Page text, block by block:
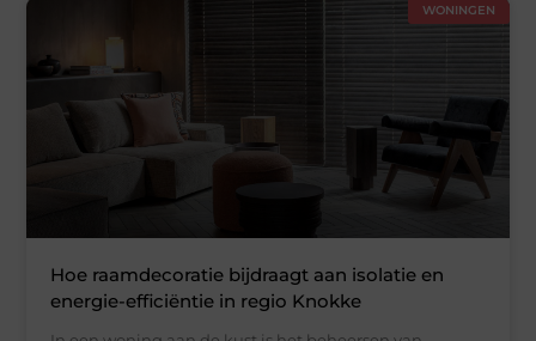
WONINGEN
Hoe raamdecoratie bijdraagt aan isolatie en
energie-efficiëntie in regio Knokke